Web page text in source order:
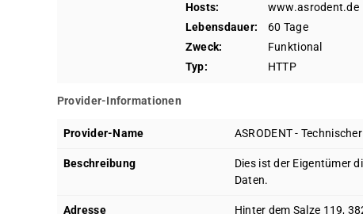
Hosts:
www.asrodent.de
Lebensdauer:
60 Tage
Zweck:
Funktional
Typ:
HTTP
Provider-Informationen
Provider-Name ASRODENT -
Beschreibung
Dies ist der Eigentümer
Daten.
Adresse Hinter dem Salze 119,